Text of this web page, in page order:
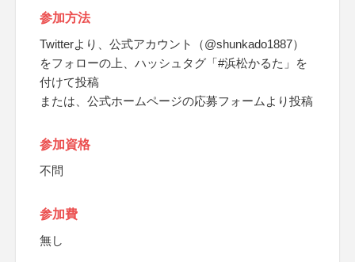
参加方法
Twitterより、公式アカウント（@shunkado1887）
をフォローの上、ハッシュタグ「#浜松かるた」を
付けて投稿
または、公式ホームページの応募フォームより投稿
参加資格
不問
参加費
無し